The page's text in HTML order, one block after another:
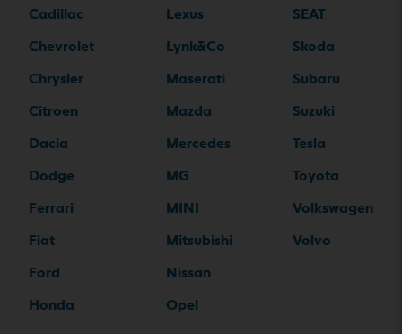
Cadillac
Chevrolet
Chrysler
Citroen
Dacia
Dodge
Ferrari
Fiat
Ford
Honda
Lexus
Lynk&Co
Maserati
Mazda
Mercedes
MG
MINI
Mitsubishi
Nissan
Opel
SEAT
Skoda
Subaru
Suzuki
Tesla
Toyota
Volkswagen
Volvo